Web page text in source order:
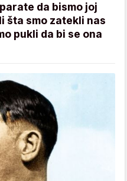
da bismo joj
šta smo zatekli nas
pukli da bi se ona